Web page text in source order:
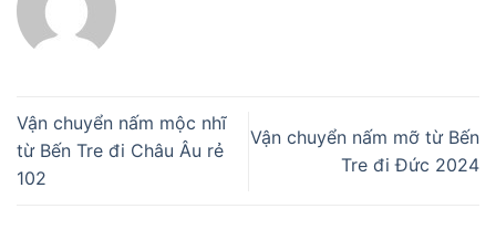
Vận chuyển nấm mộc nhĩ
từ Bến Tre đi Châu Âu rẻ
102
Vận chuyển nấm mỡ từ Bến
Tre đi Đức 2024